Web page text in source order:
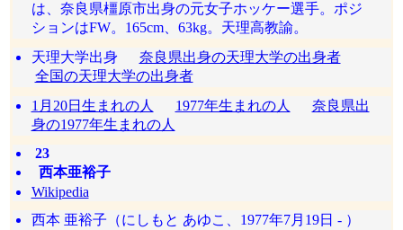
は、奈良県橿原市出身の元女子ホッケー選手。ポジ
ションはFW。165cm、63kg。天理高教諭。
天理大学出身 奈良県出身の天理大学の出身者
全国の天理大学の出身者
1月20日生まれの人
1977年生まれの人
奈良県出
身の1977年生まれの人
23
西本亜裕子
Wikipedia
西本 亜裕子（にしもと あゆこ、1977年7月19日 - ）